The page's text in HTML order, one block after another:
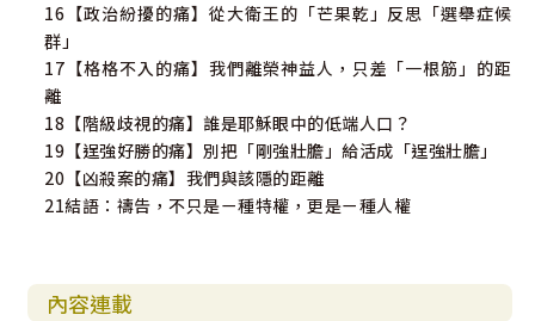
16【政治紛擾的痛】從大衛王的「芒果乾」反思「選舉症候
群」
17【格格不入的痛】我們離榮神益人，只差「一根筋」的距
離
18【階級歧視的痛】誰是耶穌眼中的低端人口？
19【逞強好勝的痛】別把「剛強壯膽」給活成「逞強壯膽」
20【凶殺案的痛】我們與該隱的距離
21結語：禱告，不只是ㄧ種特權，更是ㄧ種人權
內容連載